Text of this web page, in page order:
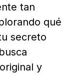
tan
qué
secreto
y